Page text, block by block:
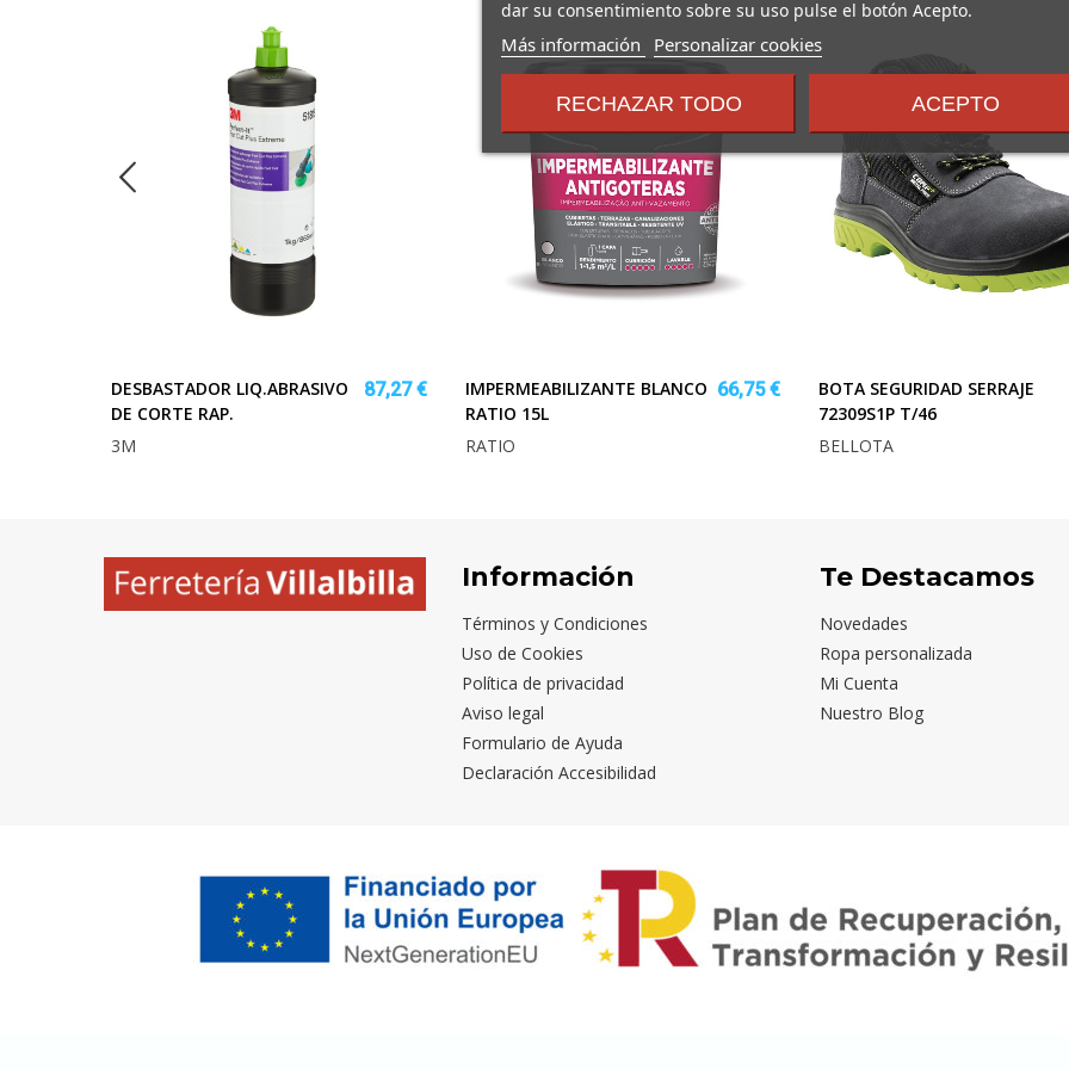
DESBASTADOR LIQ.ABRASIVO
DE CORTE RAP.
87,27 €
3M
IMPERMEABILIZANTE BLANCO
RATIO 15L
66,75 €
RATIO
BOTA SEGURIDAD SERRAJE
72309S1P T/46
BELLOTA
Información
Términos y Condiciones
Uso de Cookies
Política de privacidad
Aviso legal
Formulario de Ayuda
Declaración Accesibilidad
Te Destacamos
Novedades
Ropa personalizada
Mi Cuenta
Nuestro Blog
dar su consentimiento sobre su uso pulse el botón Acepto.
Más información
sobre
los
y
condiciones
Personalizar cookies
RECHAZAR TODO ACEPTO